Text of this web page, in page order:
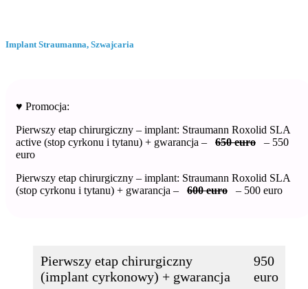
Implant Straumanna, Szwajcaria
♥️ Promocja:
Pierwszy etap chirurgiczny – implant: Straumann Roxolid SLA
active (stop cyrkonu i tytanu) + gwarancja – 650 euro – 550
euro
Pierwszy etap chirurgiczny – implant: Straumann Roxolid SLA
(stop cyrkonu i tytanu) + gwarancja – 600 euro – 500 euro
Pierwszy etap chirurgiczny
(implant cyrkonowy) + gwarancja
950
euro